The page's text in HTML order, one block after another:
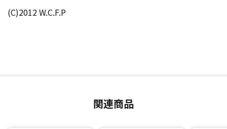
(C)2012 W.C.F.P
関連商品